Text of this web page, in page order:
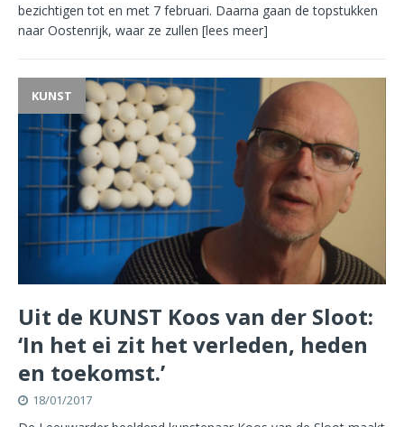
bezichtigen tot en met 7 februari. Daarna gaan de topstukken
naar Oostenrijk, waar ze zullen [lees meer]
KUNST
Uit de KUNST Koos van der Sloot:
‘In het ei zit het verleden, heden
en toekomst.’
18/01/2017